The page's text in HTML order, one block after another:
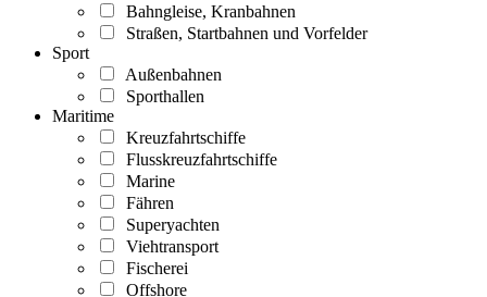
Bahngleise, Kranbahnen
Straßen, Startbahnen und Vorfelder
Sport
Außenbahnen
Sporthallen
Maritime
Kreuzfahrtschiffe
Flusskreuzfahrtschiffe
Marine
Fähren
Superyachten
Viehtransport
Fischerei
Offshore